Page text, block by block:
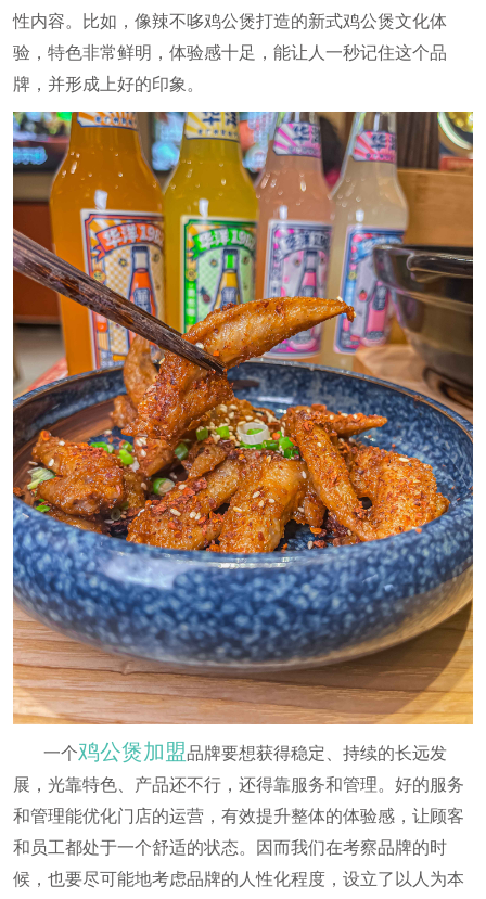
性内容。比如，像辣不哆鸡公煲打造的新式鸡公煲文化体
验，特色非常鲜明，体验感十足，能让人一秒记住这个品
牌，并形成上好的印象。
一个鸡公煲加盟品牌要想获得稳定、持续的长远发
展，光靠特色、产品还不行，还得靠服务和管理。好的服务
和管理能优化门店的运营，有效提升整体的体验感，让顾客
和员工都处于一个舒适的状态。因而我们在考察品牌的时
候，也要尽可能地考虑品牌的人性化程度，设立了以人为本